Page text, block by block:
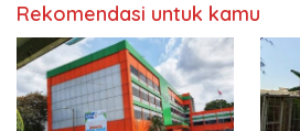
Rekomendasi untuk kamu